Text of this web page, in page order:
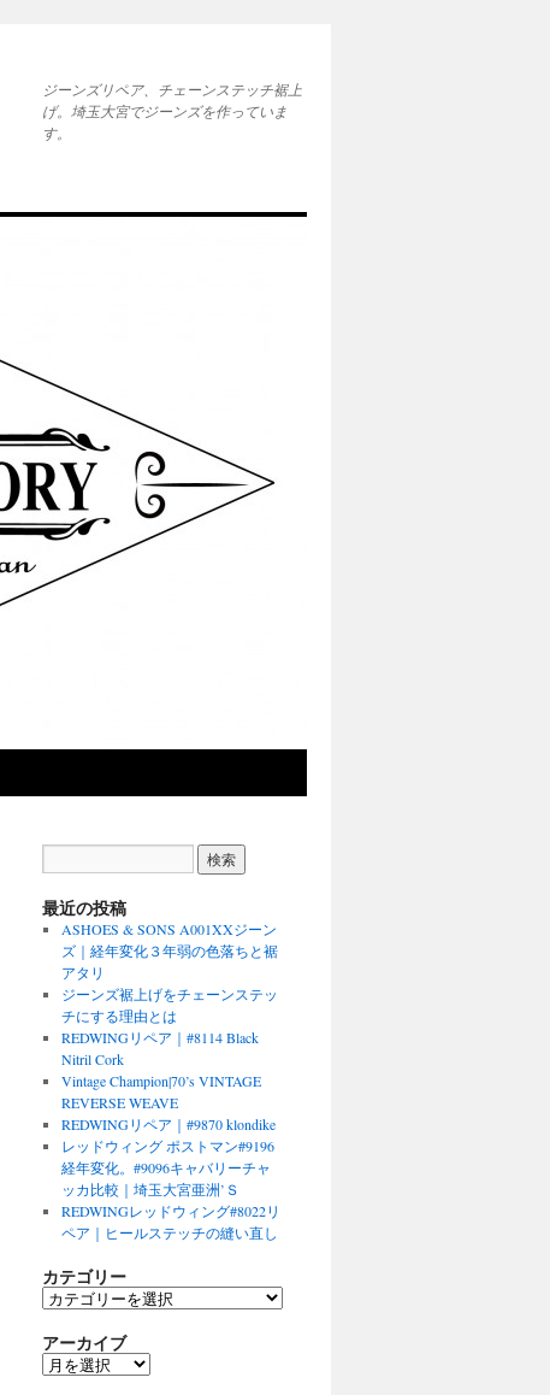
ジーンズリペア、チェーンステッチ裾上
げ。埼玉大宮でジーンズを作っていま
す。
最近の投稿
ASHOES & SONS A001XXジーン
ズ｜経年変化３年弱の色落ちと裾
アタリ
ジーンズ裾上げをチェーンステッ
チにする理由とは
REDWINGリペア｜#8114 Black
Nitril Cork
Vintage Champion|70’s VINTAGE
REVERSE WEAVE
REDWINGリペア｜#9870 klondike
レッドウィング ポストマン#9196
経年変化。#9096キャバリーチャ
ッカ比較｜埼玉大宮亜洲’Ｓ
REDWINGレッドウィング#8022リ
ペア｜ヒールステッチの縫い直し
カテゴリー
カ
ゴ
リ
アーカイブ
ア